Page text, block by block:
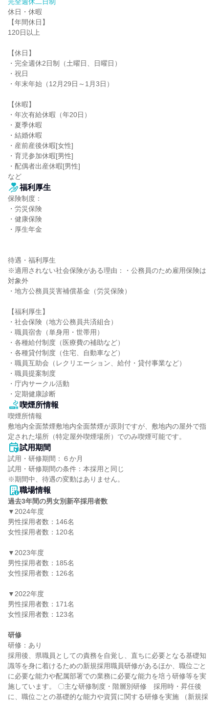
休日・休暇
【年間休日】
120日以上
【休日】
・完全週休2日制（土曜日、日曜日）
・祝日
・年末年始（12月29日～1月3日）
【休暇】
・年次有給休暇（年20日）
・夏季休暇
・結婚休暇
・産前産後休暇[女性]
・育児参加休暇[男性]
・配偶者出産休暇[男性]
など
福利厚生
保険制度：
・労災保険
・健康保険
・厚生年金
待遇・福利厚生
※適用されない社会保険がある理由：・公務員のため雇用保険は
対象外
・地方公務員災害補償基金（労災保険）
【福利厚生】
・社会保険（地方公務員共済組合）
・職員宿舎（単身用・世帯用）
・各種給付制度（医療費の補助など）
・各種貸付制度（住宅、自動車など）
・職員互助会（レクリエーション、給付・貸付事業など）
・職員提案制度
・庁内サークル活動
・定期健康診断
喫煙所情報
喫煙所情報
敷地内全面禁煙敷地内全面禁煙が原則ですが、敷地内の屋外で指
定された場所（特定屋外喫煙場所）でのみ喫煙可能です。
試用期間
試用・研修期間：６か月
試用・研修期間の条件：本採用と同じ
職場情報
過去3年間の男女別新卒採用者数
▼2024年度
男性採用者数：146名
女性採用者数：120名
▼2023年度
男性採用者数：185名
女性採用者数：126名
▼2022年度
男性採用者数：171名
女性採用者数：123名
研修
研修：あり
採用後、県職員としての責務を自覚し、直ちに必要となる基礎知
識等を身に着けるための新規採用職員研修があるほか、職位ごと
に必要な能力や配属部署での業務に必要な能力を培う研修等を実
施しています。 〇主な研修制度・階層別研修　採用時・昇任後
に、職位ごとの基礎的な能力や資質に関する研修を実施 （新規採